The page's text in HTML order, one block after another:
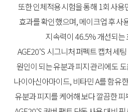
또한인체적용시험을통해 1회사용
효과를확인했으며,메이크업후사
지속력이 46.5%개선되는
AGE20'S 시그니처퍼펙트캡처세팅
원인이 되는유분과피지관리에도
나이아신아마이드, 비타민A를함유한
유분과피지를케어해보다깔끔한피